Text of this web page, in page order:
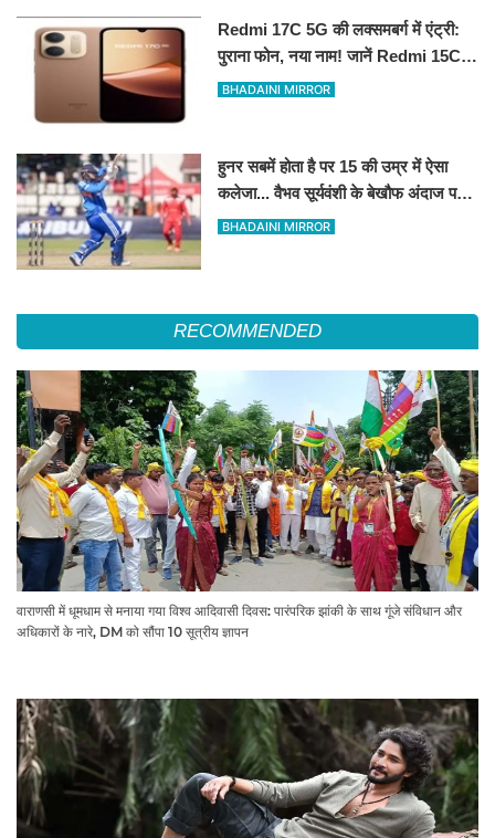
Redmi 17C 5G की लक्समबर्ग में एंट्री:
पुराना फोन, नया नाम! जानें Redmi 15C
5G के रीब्रांडेड मॉडल के फीचर्स
BHADAINI MIRROR
हुनर सबमें होता है पर 15 की उम्र में ऐसा
कलेजा... वैभव सूर्यवंशी के बेखौफ अंदाज पर
फिदा हुए शिखर धवन
BHADAINI MIRROR
RECOMMENDED
वाराणसी में धूमधाम से मनाया गया विश्व आदिवासी दिवस: पारंपरिक झांकी के साथ गूंजे संविधान और
अधिकारों के नारे, DM को सौंपा 10 सूत्रीय ज्ञापन